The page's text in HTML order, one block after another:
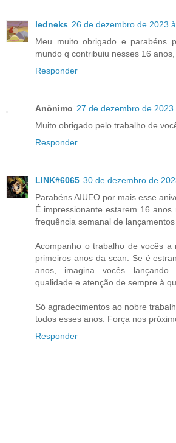
ledneks 26 de dezembro de 2023
Meu muito obrigado e parabéns
mundo q contribuiu nesses 16 anos,
Responder
Anônimo 27 de dezembro de 2023
Muito obrigado pelo trabalho de
Responder
LINK#6065 30 de dezembro de
Parabéns AIUEO por mais esse
É impressionante estarem 16
frequência semanal de lançamentos
Acompanho o trabalho de vocês a
primeiros anos da scan. Se é
anos, imagina vocês lançando
qualidade e atenção de sempre à
Só agradecimentos ao nobre
todos esses anos. Força nos
Responder